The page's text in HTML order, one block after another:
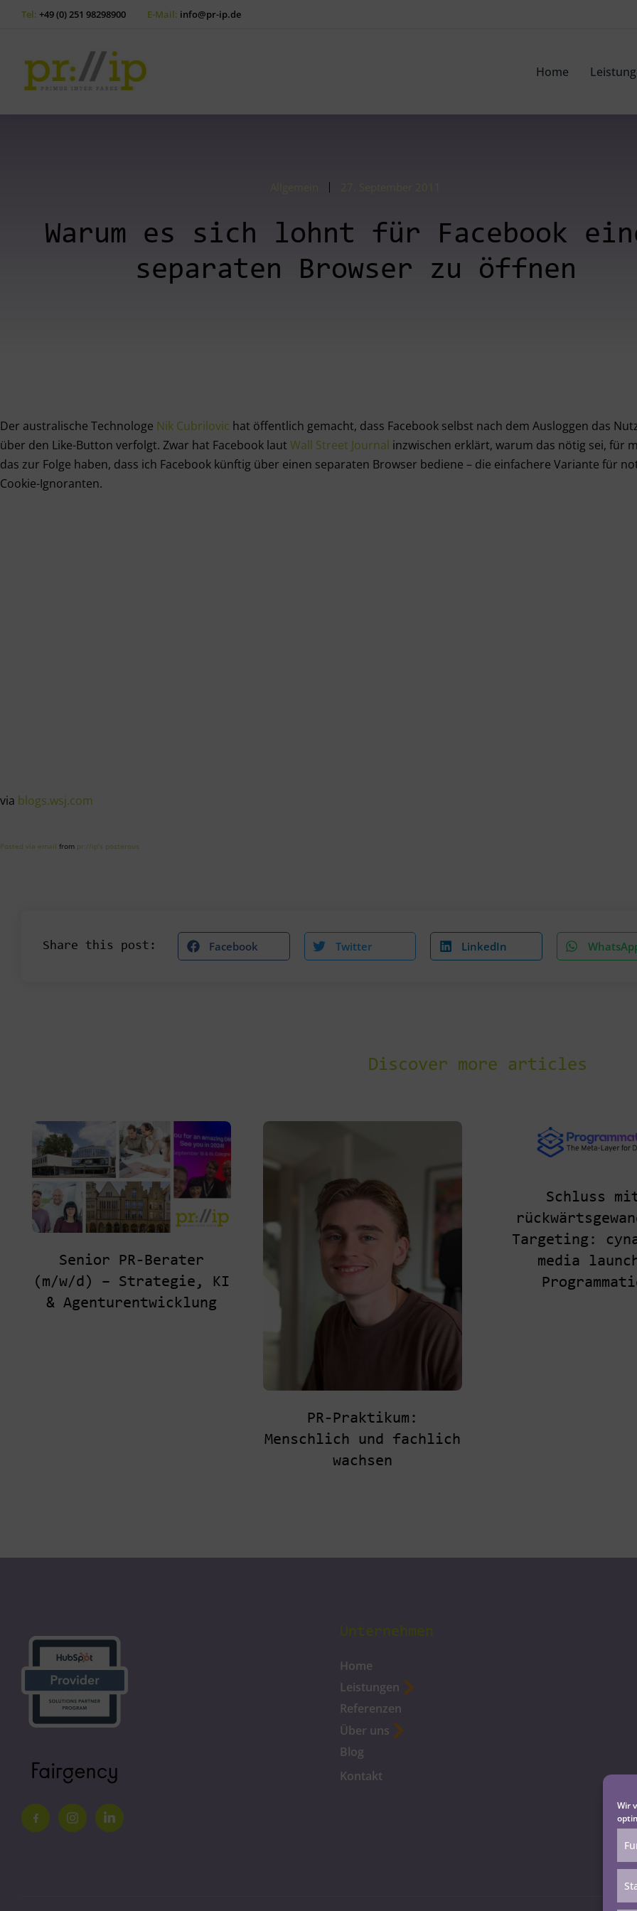
Wir
Tel: +49 (0) 251 98298900 E-Mail: info@pr-ip.de
Home
Warum es sich lohnt für Facebook
separaten Browser zu öffnen
Der australische Technologe Nik Cubrilovic hat öffentlich gemacht, dass Facebook selbst nach dem Ausloggen das
über den Like-Button verfolgt. Zwar hat Facebook laut Wall Street Journal inzwischen erklärt, warum das nötig sei, für
das zur Folge haben, dass ich Facebook künftig über einen separaten Browser bediene – die einfachere Variante für
Cookie-Ignoranten.
via blogs.wsj.com
Posted via email from pr://ip’s posterous
Share this post: Facebook Twitter LinkedIn
Discover more articles
Senior PR-Berater
(m/w/d) – Strategie, KI
& Agenturentwicklung
PR-Praktikum:
Menschlich und fachlich
wachsen
Schluss
Targeting:
media
Unternehmen
Home
Leistungen
Referenzen
Über uns
Blog
Kontakt